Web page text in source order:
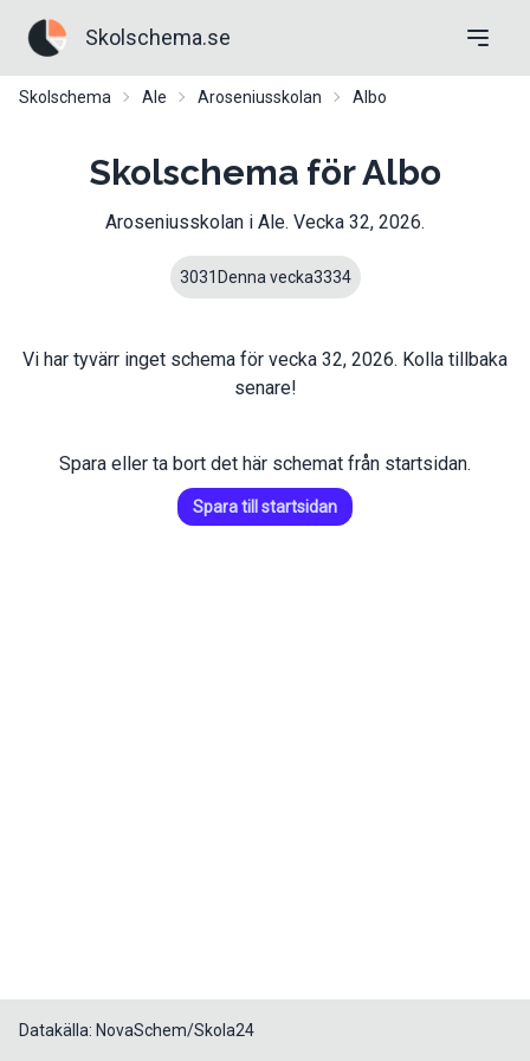
Skolschema.se
Skolschema Ale Aroseniusskolan Albo
Skolschema för Albo
Aroseniusskolan i Ale. Vecka 32, 2026.
3031 Denna vecka3334
Vi har tyvärr inget schema för vecka 32, 2026. Kolla tillbaka
senare!
Spara eller ta bort det här schemat från startsidan.
Spara till startsidan
Datakälla: NovaSchem/Skola24